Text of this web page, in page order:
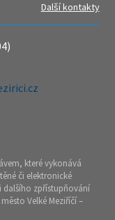
Další kontakty
které vykonává
či elektronické
dalšího zpřístupňování
Velké Meziříčí –